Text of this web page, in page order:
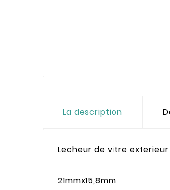
La description
Lecheur de vitre
21mmx15,8mm